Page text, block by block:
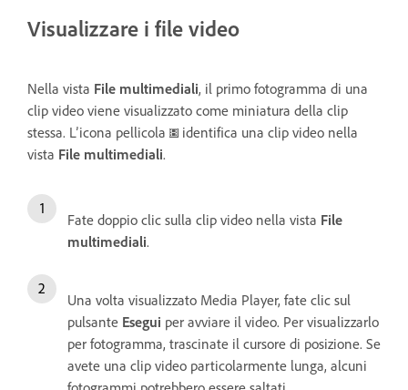
Visualizzare i file video
Nella vista File multimediali, il primo fotogramma di una
clip video viene visualizzato come miniatura della clip
stessa. L’icona pellicola
identifica una clip video nella
vista File multimediali.
Fate doppio clic sulla clip video nella vista File
multimediali.
Una volta visualizzato Media Player, fate clic sul
pulsante Esegui per avviare il video. Per visualizzarlo
per fotogramma, trascinate il cursore di posizione. Se
avete una clip video particolarmente lunga, alcuni